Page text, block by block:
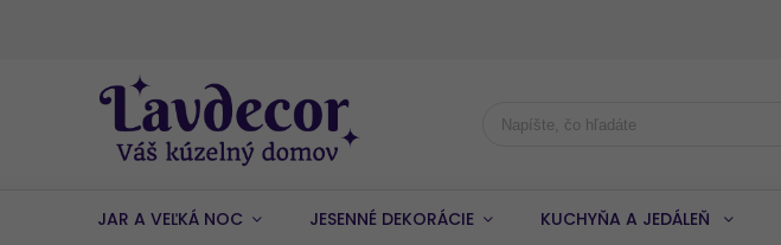
JAR A VEĽKÁ NOC JESENNÉ DEKORÁCIE KUCHYŇA A JEDÁLEŇ